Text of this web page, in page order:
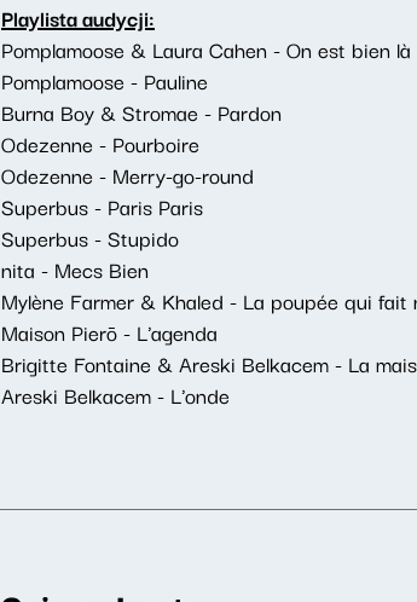
Playlista audycji:
Pomplamoose & Laura Cahen - On est bien là
Pomplamoose - Pauline
Burna Boy & Stromae - Pardon
Odezenne - Pourboire
Odezenne - Merry-go-round
Superbus - Paris Paris
Superbus - Stupido
nita - Mecs Bien
Mylène Farmer & Khaled - La poupée qui fait
Maison Pierō - L'agenda
Brigitte Fontaine & Areski Belkacem - La
Areski Belkacem - L'onde